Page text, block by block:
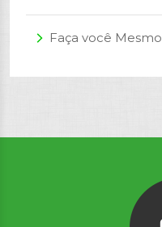
arrow_forward_ios Faça você Mesmo